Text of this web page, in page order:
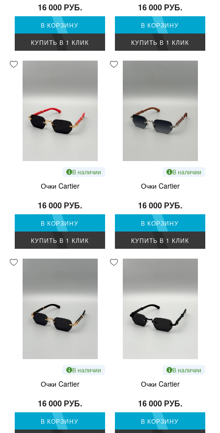
16 000 РУБ.
В КОРЗИНУ
КУПИТЬ В 1 КЛИК
16 000 РУБ.
В КОРЗИНУ
КУПИТЬ В 1 КЛИК
В наличии
Очки Cartier
16 000 РУБ.
В КОРЗИНУ
КУПИТЬ В 1 КЛИК
В наличии
Очки Cartier
16 000 РУБ.
В КОРЗИНУ
КУПИТЬ В 1 КЛИК
В наличии
Очки Cartier
16 000 РУБ.
В КОРЗИНУ
В наличии
Очки Cartier
16 000 РУБ.
В КОРЗИНУ